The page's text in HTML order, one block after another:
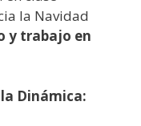
la Navidad
y trabajo en
Dinámica: